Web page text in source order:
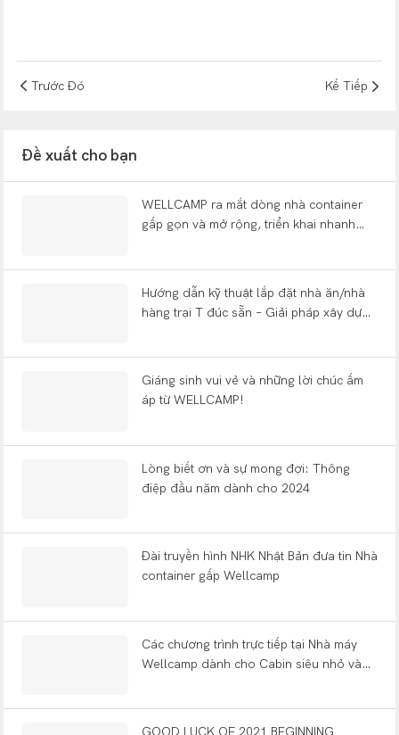
Trước Đó Kế Tiếp
Đề xuất cho bạn
WELLCAMP ra mắt dòng nhà container
gấp gọn và mở rộng, triển khai nhanh
Hướng dẫn kỹ thuật lắp đặt nhà ăn/nhà
hàng trại T đúc sẵn – Giải pháp xây dựng
Giáng sinh vui vẻ và những lời chúc ấm
áp từ WELLCAMP!
Lòng biết ơn và sự mong đợi: Thông
điệp đầu năm dành cho 2024
Đài truyền hình NHK Nhật Bản đưa tin Nhà
container gấp Wellcamp
Các chương trình trực tiếp tại Nhà máy
Wellcamp dành cho Cabin siêu nhỏ và
GOOD LUCK OF 2021 BEGINNING